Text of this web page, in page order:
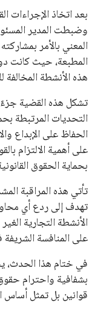
بعد اتخاذ الإجراءات
وضبطت المدير
المعني بالأمر
المطبعة، حيث كانت
هذه الأنشطة المخالفة
تشكل هذه القضية
التحديات المرتبطة
الحفاظ على الإبداع
على أهمية الالتزام
بحماية الحقوق
تأتي هذه المراقبة
تهدف إلى ردع أي
الأنشطة التجارية
على المنافسة
في ختام هذا الحدث،
بشفافية واحترام
قوانين بل تمثل أساس